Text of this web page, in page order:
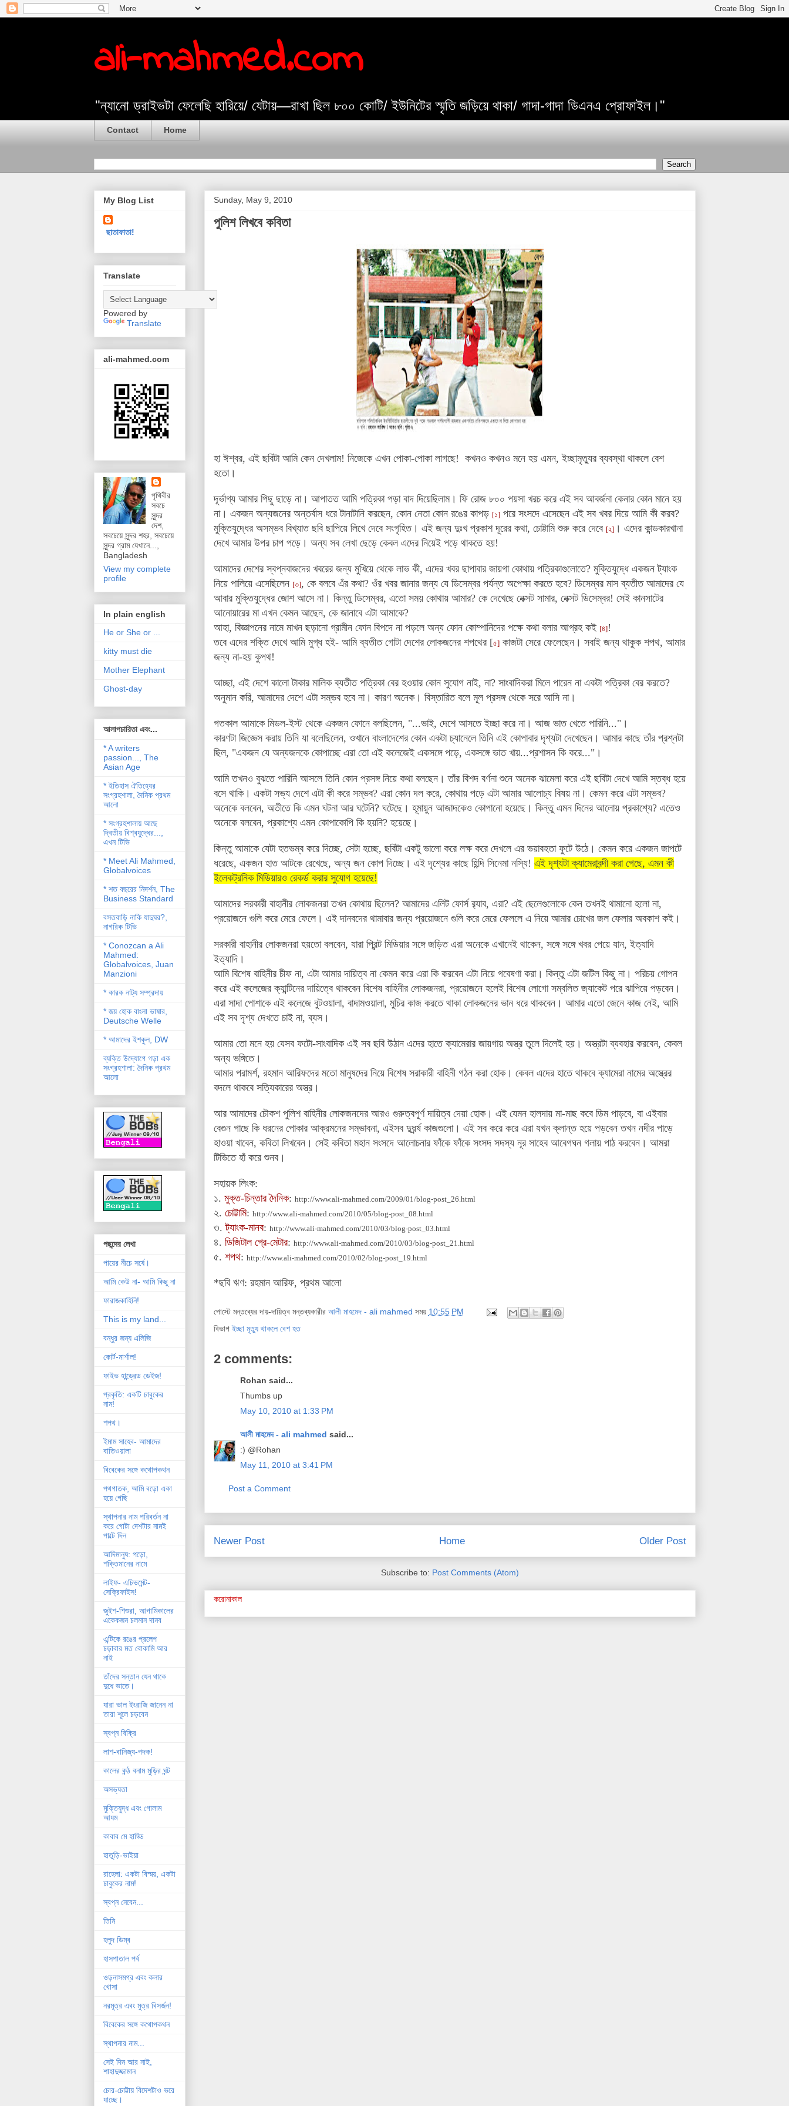
ali-mahmed.com
"ন্যানো ড্রাইভটা ফেলেছি হারিয়ে/ যেটায়—রাখা ছিল ৮০০ কোটি/ ইউনিটের স্মৃতি জড়িয়ে থাকা/ গাদা-গাদা ডিএনএ প্রোফাইল।"
Contact Home
Sunday, May 9, 2010
পুলিশ লিখবে কবিতা
হা ঈশ্বর, এই ছবিটা আমি কেন দেখলাম! নিজেকে এখন পোকা-পোকা লাগছে! কখনও কখনও মনে হয় এমন, ইচ্ছামৃত্যুর ব্যবস্থা থাকলে বেশ
হতো।
দূর্ভাগ্য আমার পিছু ছাড়ে না। আপাতত আমি পত্রিকা পড়া বাদ দিয়েছিলাম। ফি রোজ ৮০০ পয়সা খরচ করে এই সব আবর্জনা কেনার কোন মানে হয়
না। একজন অন্যজনের অন্তর্বাস ধরে টানাটানি করছেন, কোন নেতা কোন রঙের কাপড় [১] পরে সংসদে এসেছেন এই সব খবর দিয়ে আমি কী করব?
মুক্তিযুদ্ধের অসম্ভব বিখ্যাত ছবি ছাপিয়ে লিখে দেবে সংগৃহিত। এই জন্য দুঃখ প্রকাশ দূরের কথা, চোট্টামি শুরু করে দেবে [২]। এদের কান্ডকারখানা
দেখে আমার উপর চাপ পড়ে। অন্য সব লেখা ছেড়ে কেবল এদের নিয়েই পড়ে থাকতে হয়!
আমাদের দেশের স্বপ্নবাজদের খবরের জন্য মুখিয়ে থেকে লাভ কী, এদের খবর ছাপাবার জায়গা কোথায় পত্রিকাগুলোতে? মুক্তিযুদ্ধে একজন ট্যাংক
নিয়ে পালিয়ে এসেছিলেন [৩], কে বলবে এঁর কথা? ওঁর খবর জানার জন্য যে ডিসেম্বর পর্যন্ত অপেক্ষা করতে হবে? ডিসেম্বর মাস ব্যতীত আমাদের যে
আবার মুক্তিযুদ্ধের জোশ আসে না। কিন্তু ডিসেম্বর, এতো সময় কোথায় আমার? কে দেখেছে নেক্সট সামার, নেক্সট ডিসেম্বর! সেই কানসাটের
আনোয়ারের মা এখন কেমন আছেন, কে জানাবে এটা আমাকে?
আহা, বিজ্ঞাপনের নামে মাখন ছড়ানো গ্রামীন ফোন বিপদে না পড়লে অন্য ফোন কোম্পানিদের পক্ষে কথা বলার আগ্রহ কই [৪]!
তবে এদের শক্তি দেখে আমি মুগ্ধ হই- আমি ব্যতীত গোটা দেশের লোকজনের শপথের [৫]কাজটা সেরে ফেলেছেন। সবাই জন্য থাকুক শপথ, আমার
জন্য না-হয় কুপথ!
আচ্ছা, এই দেশে কালো টাকার মালিক ব্যতীত পত্রিকা বের হওয়ার কোন সুযোগ নাই, না? সাংবাদিকরা মিলে পারেন না একটা পত্রিকা বের করতে?
অনুমান করি, আমাদের দেশে এটা সম্ভব হবে না। কারণ অনেক। বিস্তারিত বলে মূল প্রসঙ্গ থেকে সরে আসি না।
গতকাল আমাকে মিডল-ইস্ট থেকে একজন ফোনে বলছিলেন, "...ভাই, দেশে আসতে ইচ্ছা করে না। আজ ভাত খেতে পারিনি..."।
কারণটা জিজ্ঞেস করায় তিনি যা বলেছিলেন, ওখানে বাংলাদেশের কোন একটা চ্যানেলে তিনি এই কোপাবার দৃশ্যটা দেখেছেন। আমার কাছে তাঁর প্রশ্নটা
ছিল, "একজন যে অন্যজনকে কোপাচ্ছে এরা তো এই কলেজেই একসঙ্গে পড়ে, একসঙ্গে ভাত খায়...প্রশাসন কি করে..."।
আমি তখনও বুঝতে পারিনি আসলে তিনি কোন প্রসঙ্গ নিয়ে কথা বলছেন। তাঁর বিশদ বর্ণনা শুনে অনেক ঝামেলা করে এই ছবিটা দেখে আমি স্তব্ধ হয়ে
বসে থাকি। একটা সভ্য দেশে এটা কী করে সম্ভব? এরা কোন দল করে, কোথায় পড়ে এটা আমার আলোচ্য বিষয় না। কেমন করে এটা সম্ভব?
অনেকে বলবেন, অতীতে কি এমন ঘটনা আর ঘটেনি? ঘটেছে। হূমায়ুন আজাদকেও কোপানো হয়েছে। কিন্তু এমন দিনের আলোয় প্রকাশ্যে? এতেও
অনেকে বলবেন, প্রকাশ্যে এমন কোপাকোপি কি হয়নি? হয়েছে।
কিন্তু আমাকে যেটা হতভম্ব করে দিচ্ছে, সেটা হচ্ছে, ছবিটা একটু ভালো করে লক্ষ করে দেখলে এর ভয়াবহতা ফুটে উঠে। কেমন করে একজন জাপটে
ধরেছে, একজন হাত আটকে রেখেছে, অন্য জন কোপ দিচ্ছে। এই দৃশ্যের কাছে হিন্দি সিনেমা নস্যি! এই দৃশ্যটা ক্যামেরাবন্দী করা গেছে, এমন কী
ইলেকট্রনিক মিডিয়ারও রেকর্ড করার সুযোগ হয়েছে!
আমাদের সরকারী বাহানীর লোকজনরা তখন কোথায় ছিলেন? আমাদের এলিট ফোর্স র‌্যাব, এরা? এই ছেলেগুলোকে কেন তখনই থামানো হলো না,
প্রয়োজনে গুলি করে মেরে ফেলে। এই দানবদের থামাবার জন্য প্রয়োজনে গুলি করে মেরে ফেললে এ নিয়ে আমার চোখের জল ফেলার অবকাশ কই।
সরকারী বাহানীর লোকজনরাহয়তো বলবেন, যারা প্রিন্ট মিডিয়ার সঙ্গে জড়িত এরা অনেকে এখানেই থাকেন, সঙ্গে সঙ্গে খবর পেয়ে যান, ইত্যাদি
ইত্যাদি।
আমি বিশেষ বাহিনীর চীফ না, এটা আমার দায়িত্ব না কেমন করে এরা কি করবেন এটা নিয়ে গবেষণা করা। কিন্তু এটা জটিল কিছু না। পরিচয় গোপন
করে এই কলেজের ক্যান্টিনের দায়িত্বে থাকবেন বিশেষ বাহিনীর লোকজনরা, প্রয়োজনে হলেই বিশেষ লোগো সম্বলিত জ্যাকেট পরে ঝাপিয়ে পড়বেন।
এরা সাদা পোশাকে এই কলেজে বুটওয়ালা, বাদামওয়ালা, মুচির কাজ করতে থাকা লোকজনের ভান ধরে থাকবেন। আমার এতো জেনে কাজ নেই, আমি
এই সব দৃশ্য দেখতে চাই না, ব্যস।
আমার তো মনে হয় যেসব ফটো-সাংবাদিক এই সব ছবি উঠান এদের হাতে ক্যামেরার জায়গায় অস্ত্র তুলে দিলেই হয়। অস্ত্রটা ব্যবহার করবেন, কেবল
অন্য ভঙ্গিতে।
আমার পরামর্শ, রহমান আরিফদের মতো মানুষদের নিয়ে বিশেষ সরাকারী বাহিনী গঠন করা হোক। কেবল এদের হাতে থাকবে ক্যামেরা নামের অস্ত্রের
বদলে থাকবে সত্যিকারের অস্ত্র।
আর আমাদের চৌকশ পুলিশ বাহিনীর লোকজনদের আরও গুরুত্বপূর্ণ দায়িত্ব দেয়া হোক। এই যেমন হালদায় মা-মাছ কবে ডিম পাড়বে, বা এইবার
বেগুন গাছে কি ধরনের পোকার আক্রমনের সম্ভাবনা, এইসব দুধর্র্ষ কাজগুলো। এই সব করে করে এরা যখন ক্লান্ত হয়ে পড়বেন তখন নদীর পাড়ে
হাওয়া খাবেন, কবিতা লিখবেন। সেই কবিতা মহান সংসদে আলোচনার ফাঁকে ফাঁকে সংসদ সদস্য নূর সাহেব আবেগঘন গলায় পাঠ করবেন। আমরা
টিভিতে হাঁ করে শুনব।
সহায়ক লিংক:
১. মুক্ত-চিন্তার দৈনিক: http://www.ali-mahmed.com/2009/01/blog-post_26.html
২. চোট্টামি: http://www.ali-mahmed.com/2010/05/blog-post_08.html
৩.ট্যাংক-মানব: http://www.ali-mahmed.com/2010/03/blog-post_03.html
৪. ডিজিটাল গ্রে-মেটার: http://www.ali-mahmed.com/2010/03/blog-post_21.html
৫. শপথ: http://www.ali-mahmed.com/2010/02/blog-post_19.html
*ছবি ঋণ: রহমান আরিফ, প্রথম আলো
পোস্টে মন্তব্যের দায়-দায়িত্ব মন্তব্যকারীর আলী মাহমেদ - ali mahmed সময় 10:55 PM
বিভাগইচ্ছা মৃত্যু থাকলে বেশ হত
2 comments:
Rohan said...
Thumbs up
May 10, 2010 at 1:33 PM
আলী মাহমেদ - ali mahmed said...
:) @Rohan
May 11, 2010 at 3:41 PM
Post a Comment
Newer Post Older Post
Home
Subscribe to: Post Comments (Atom)
করোনাকাল
My Blog List
ছাতাফাতা!
Translate
Powered by
Translate
ali-mahmed.com
পৃথিবীর
সবচে
সুন্দর
দেশ,
সবচেয়ে সুন্দর শহর, সবচেয়ে
সুন্দর গ্রাম যেখানে...,
Bangladesh
View my complete
profile
In plain english
He or She or ...
kitty must die
Mother Elephant
Ghost-day
আলাপচারিতা এবং...
* A writers
passion..., The
Asian Age
* ইতিহাস ঐতিহ্যের
সংগ্রহশালা, দৈনিক প্রথম
আলো
* সংগ্রহশালায় আছে
দ্বিতীয় বিশ্বযু্দ্ধের...,
এখন টিভি
* Meet Ali Mahmed,
Globalvoices
* শত বছরের নিদর্শন, The
Business Standard
বসতবাড়ি নাকি যাদুঘর?,
নাগরিক টিভি
* Conozcan a Ali
Mahmed:
Globalvoices, Juan
Manzioni
* কারক নাট্য সম্প্রদায়
* জয় হোক বাংলা ভাষার,
Deutsche Welle
* আমাদের ইশকুল, DW
ব্যক্তি উদ্যোগে গড়া এক
সংগ্রহশালা: দৈনিক প্রথম
আলো
পছন্দের লেখা
পায়ের নীচে সর্ষে।
আমি কেউ না- আমি কিছু না
ফারাজকাহিনি!
This is my land...
বন্ধুর জন্য এলিজি
কোর্ট-মার্শাল!
ফাইভ হান্ড্রেড ডেইজ!
প্রকৃতি: একটি চাবুকের
নাম!
শপথ।
ইমাম সাহেব- আমাদের
বাতিওয়ালা
বিবেকের সঙ্গে কথোপকথন
পথগাতক, আমি বড়ো একা
হয়ে গেছি
স্থাপনার নাম পরিবর্তন না
করে গোটা দেশটার নামই
পাল্টে দিন
আদিমানুষ: পড়ো,
শক্তিমানের নামে
লাইফ- এচিভমেন্ট-
সেক্রিফাইস!
জুইশ-শিশুরা, আগামিকালের
একেকজন চলমান দানব
এন্টিকে রঙের প্রলেপ
চড়াবার মত বোকামি আর
নাই
তাঁদের সন্তান যেন থাকে
দুধে ভাতে।
যারা ভাল ইংরাজি জানেন না
তারা শূলে চড়বেন
স্বপ্ন বিক্রি
লাশ-বানিজ্য-পদক!
কালের কন্ঠ বনাম মুড়ির ঘন্ট
অসভ্যতা
মুক্তিযুদ্ধ এবং গোলাম
আযম
কাবাব মে হাড্ডি
হাতুড়ি-ভাইয়া
রাহেলা: একটা বিস্ময়, একটা
চাবুকের নাম!
স্বপ্ন নেবেন...
তিনি
হলুদ ডিম্ব
হাসপাতাল পর্ব
ওড়নাসমগ্র এবং কলার
খোসা
নরমূত্র এবং মুত্র বিসর্জন!
বিবেকের সঙ্গে কথোপকথন
স্থাপনার নাম...
সেই দিন আর নাই,
শাহাদুজ্জামান
চোর-চোট্টায় বিদেশটাও ভরে
যাচ্ছে।